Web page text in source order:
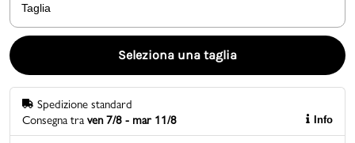
Carrello
Promo & News
negozi
contatti
Taglia
Seleziona una taglia
Spedizione standard
Consegna tra ven 7/8 - mar 11/8 Info